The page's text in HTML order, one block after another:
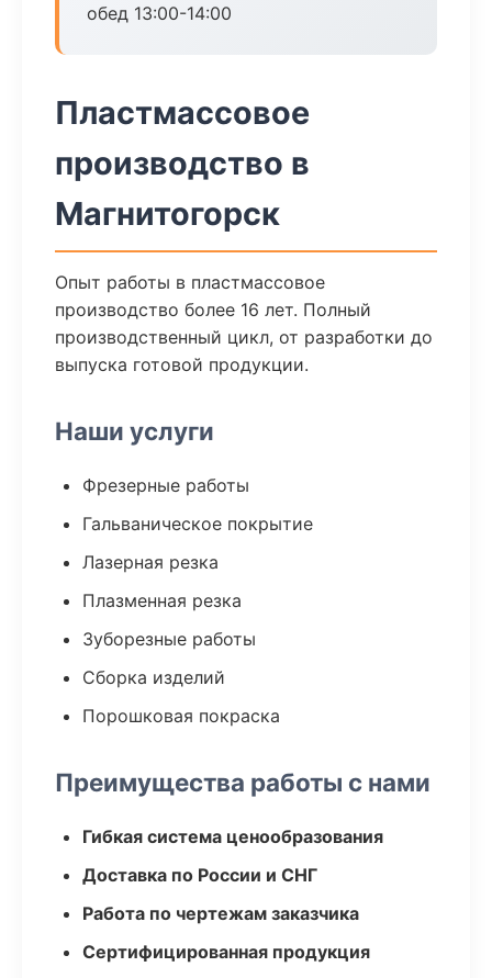
обед 13:00-14:00
Пластмассовое
производство в
Магнитогорск
Опыт работы в пластмассовое
производство более 16 лет. Полный
производственный цикл, от разработки до
выпуска готовой продукции.
Наши услуги
Фрезерные работы
Гальваническое покрытие
Лазерная резка
Плазменная резка
Зуборезные работы
Сборка изделий
Порошковая покраска
Преимущества работы с нами
Гибкая система ценообразования
Доставка по России и СНГ
Работа по чертежам заказчика
Сертифицированная продукция